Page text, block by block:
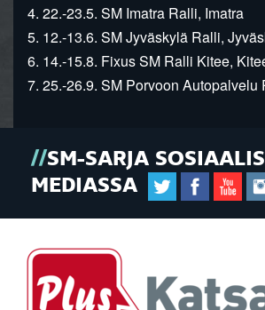
4. 22.-23.5. SM Imatra Ralli, Imatra
5. 12.-13.6. SM Jyväskylä Ralli,
6. 14.-15.8. Fixus SM Ralli Kitee,
7. 25.-26.9. SM Porvoon Autopalvelu
SM-SARJA
MEDIASSA